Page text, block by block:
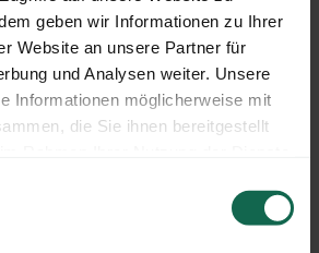
geben wir Informationen zu Ihrer
Website an unsere Partner für
und Analysen weiter. Unsere
Informationen möglicherweise mit
die Sie ihnen bereitgestellt